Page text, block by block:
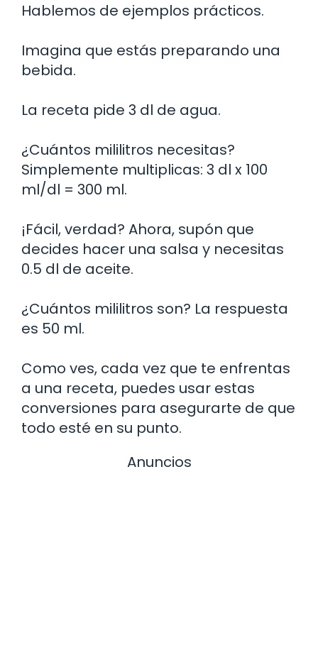
Hablemos de ejemplos prácticos.
Imagina que estás preparando una
bebida.
La receta pide 3 dl de agua.
¿Cuántos mililitros necesitas?
Simplemente multiplicas: 3 dl x 100
ml/dl = 300 ml.
¡Fácil, verdad? Ahora, supón que
decides hacer una salsa y necesitas
0.5 dl de aceite.
¿Cuántos mililitros son? La respuesta
es 50 ml.
Como ves, cada vez que te enfrentas
a una receta, puedes usar estas
conversiones para asegurarte de que
todo esté en su punto.
Anuncios